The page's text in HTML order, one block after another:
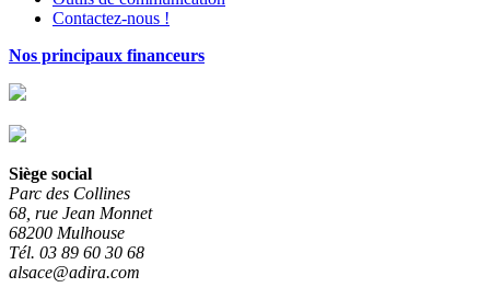
Contactez-nous !
Nos principaux financeurs
Siège social
Parc des Collines
68, rue Jean Monnet
68200 Mulhouse
Tél. 03 89 60 30 68
alsace@adira.com